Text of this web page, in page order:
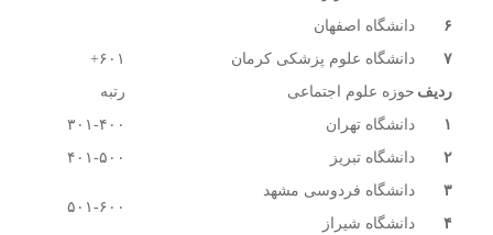
۶
دانشگاه اصفهان
۷
دانشگاه علوم پزشکی کرمان
۶۰۱+
ردیف حوزه علوم اجتماعی
رتبه
۱
دانشگاه تهران
۳۰۱-۴۰۰
۲
دانشگاه تبریز
۴۰۱-۵۰۰
۳
دانشگاه فردوسی مشهد
۵۰۱-۶۰۰
۴
دانشگاه شیراز